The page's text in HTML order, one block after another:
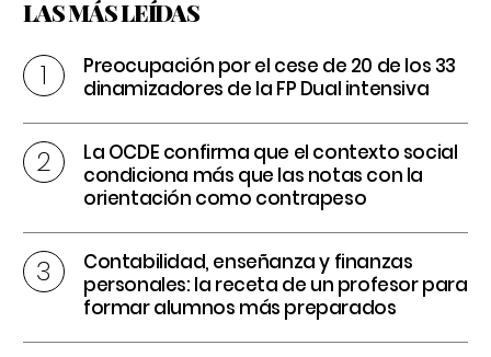
LAS MÁS LEÍDAS
Preocupación por el cese de 20 de los 33
dinamizadores de la FP Dual intensiva
La OCDE confirma que el contexto social
condiciona más que las notas con la
orientación como contrapeso
Contabilidad, enseñanza y finanzas
personales: la receta de un profesor para
formar alumnos más preparados